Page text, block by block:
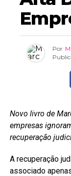
Por
Novo livro de
empresas
recuperação
A recuperação
associado